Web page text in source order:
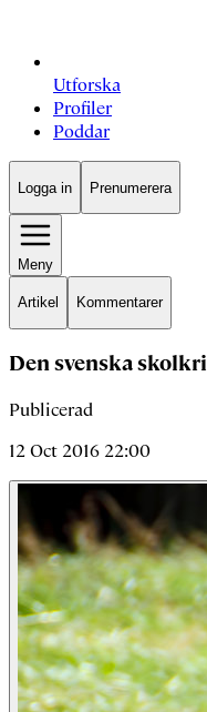
Utforska
Profiler
Poddar
Logga in Prenumerera
Meny
Artikel Kommentarer
Den svenska
Publicerad
12 Oct 2016 22:00